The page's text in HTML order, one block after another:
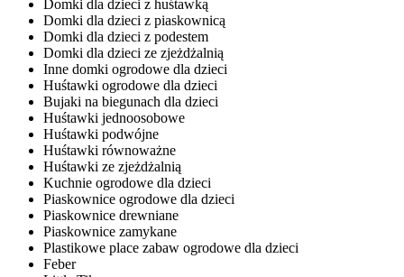
Domki dla dzieci z huśtawką
Domki dla dzieci z piaskownicą
Domki dla dzieci z podestem
Domki dla dzieci ze zjeżdżalnią
Inne domki ogrodowe dla dzieci
Huśtawki ogrodowe dla dzieci
Bujaki na biegunach dla dzieci
Huśtawki jednoosobowe
Huśtawki podwójne
Huśtawki równoważne
Huśtawki ze zjeżdżalnią
Kuchnie ogrodowe dla dzieci
Piaskownice ogrodowe dla dzieci
Piaskownice drewniane
Piaskownice zamykane
Plastikowe place zabaw ogrodowe dla dzieci
Feber